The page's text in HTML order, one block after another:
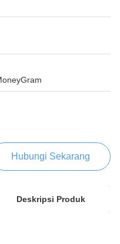
Hubungi Sekarang
Deskripsi Produk